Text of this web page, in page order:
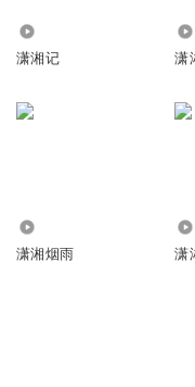
潇湘记 潇
潇湘烟雨 潇